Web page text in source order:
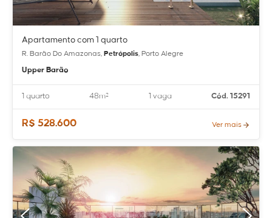
Apartamento com 1 quarto
R. Barão Do Amazonas, Petrópolis, Porto Alegre
Upper Barão
1 quarto 48m² 1 vaga Cód. 15291
R$ 528.600 Ver mais